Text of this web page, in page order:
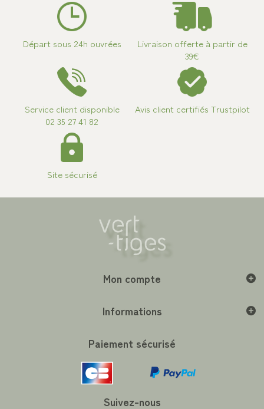
Départ sous 24h ouvrées
Livraison offerte à partir de
39€
Service client disponible
02 35 27 41 82
Avis client certifiés Trustpilot
Site sécurisé
Mon compte
Informations
Paiement sécurisé
Suivez-nous